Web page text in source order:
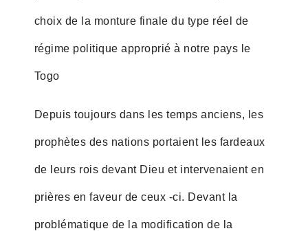
choix de la monture finale du type réel de
régime politique approprié à notre pays le
Togo
Depuis toujours dans les temps anciens, les
prophètes des nations portaient les fardeaux
de leurs rois devant Dieu et intervenaient en
prières en faveur de ceux -ci. Devant la
problématique de la modification de la